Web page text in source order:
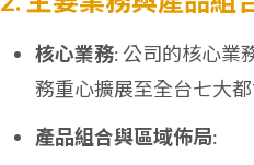
核心業務: 公司的核心業
務重心擴展至全台七大
產品組合與區域佈局: